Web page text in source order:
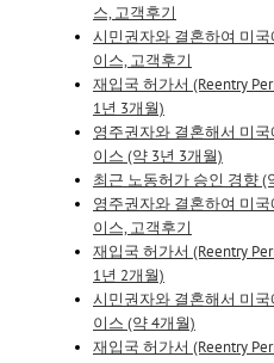
스, 고객후기
시민권자와 결혼하여 미
이스, 고객후기
재입국 허가서 (Reentry
1년 3개월)
영주권자와 결혼해서 미
이스 (약 3년 3개월)
최근 노동허가 승인 경향 (
영주권자와 결혼하여 미
이스, 고객후기
재입국 허가서 (Reentry
1년 2개월)
시민권자와 결혼해서 미
이스 (약 4개월)
재입국 허가서 (Reentry